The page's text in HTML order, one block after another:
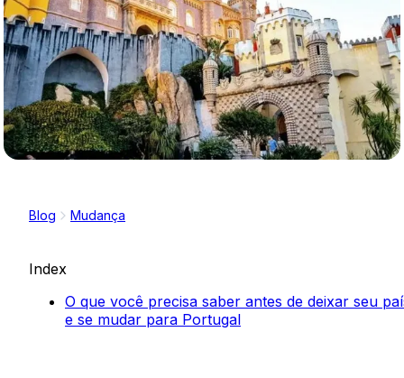
Blog Mudança
Index
O que você precisa saber antes de deixar seu
e se mudar para Portugal